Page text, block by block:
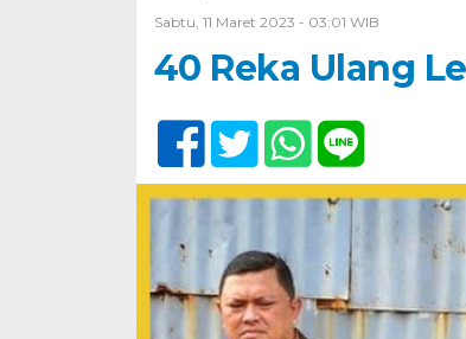
Sabtu, 11 Maret 2023 - 03:01 WIB
40 Reka Ulang